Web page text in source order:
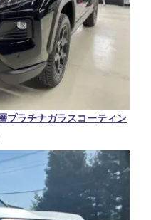
プラチナガラスコーティン